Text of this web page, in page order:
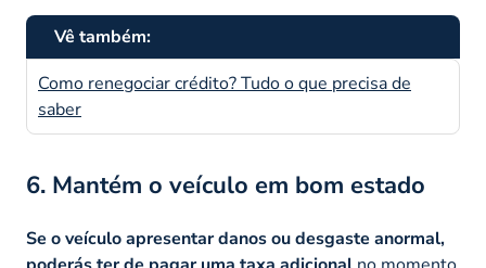
Vê também:
Como renegociar crédito? Tudo o que precisa de
saber
6. Mantém o veículo em bom estado
Se o veículo apresentar danos ou desgaste anormal,